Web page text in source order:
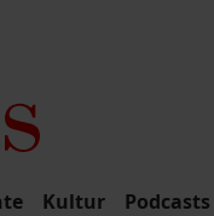
Kultur Podcasts